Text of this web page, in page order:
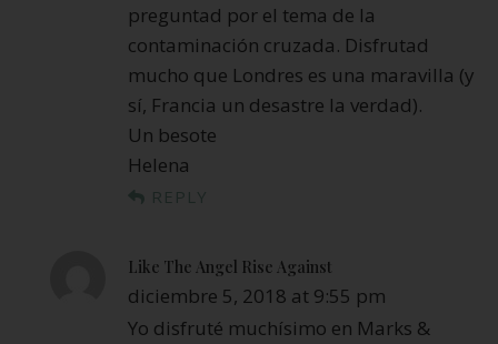
preguntad por el tema de la
contaminación cruzada. Disfrutad
mucho que Londres es una maravilla (y
sí, Francia un desastre la verdad).
Un besote
Helena
REPLY
Like The Angel Rise Against
diciembre 5, 2018 at 9:55 pm
Yo disfruté muchísimo en Marks &